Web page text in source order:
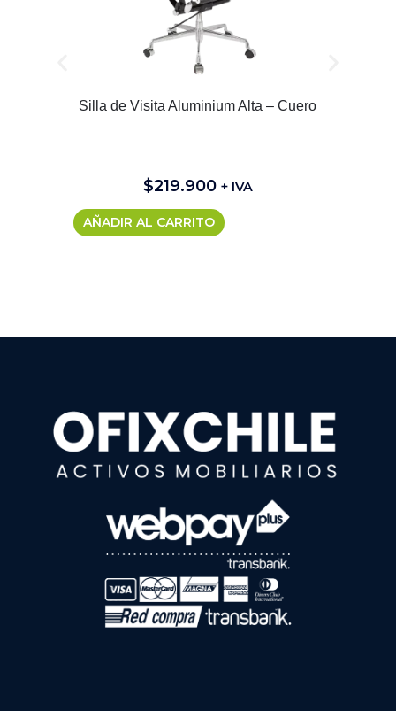
Silla de Visita Aluminium Alta – Cuero
$219.900 + IVA
AÑADIR AL CARRITO